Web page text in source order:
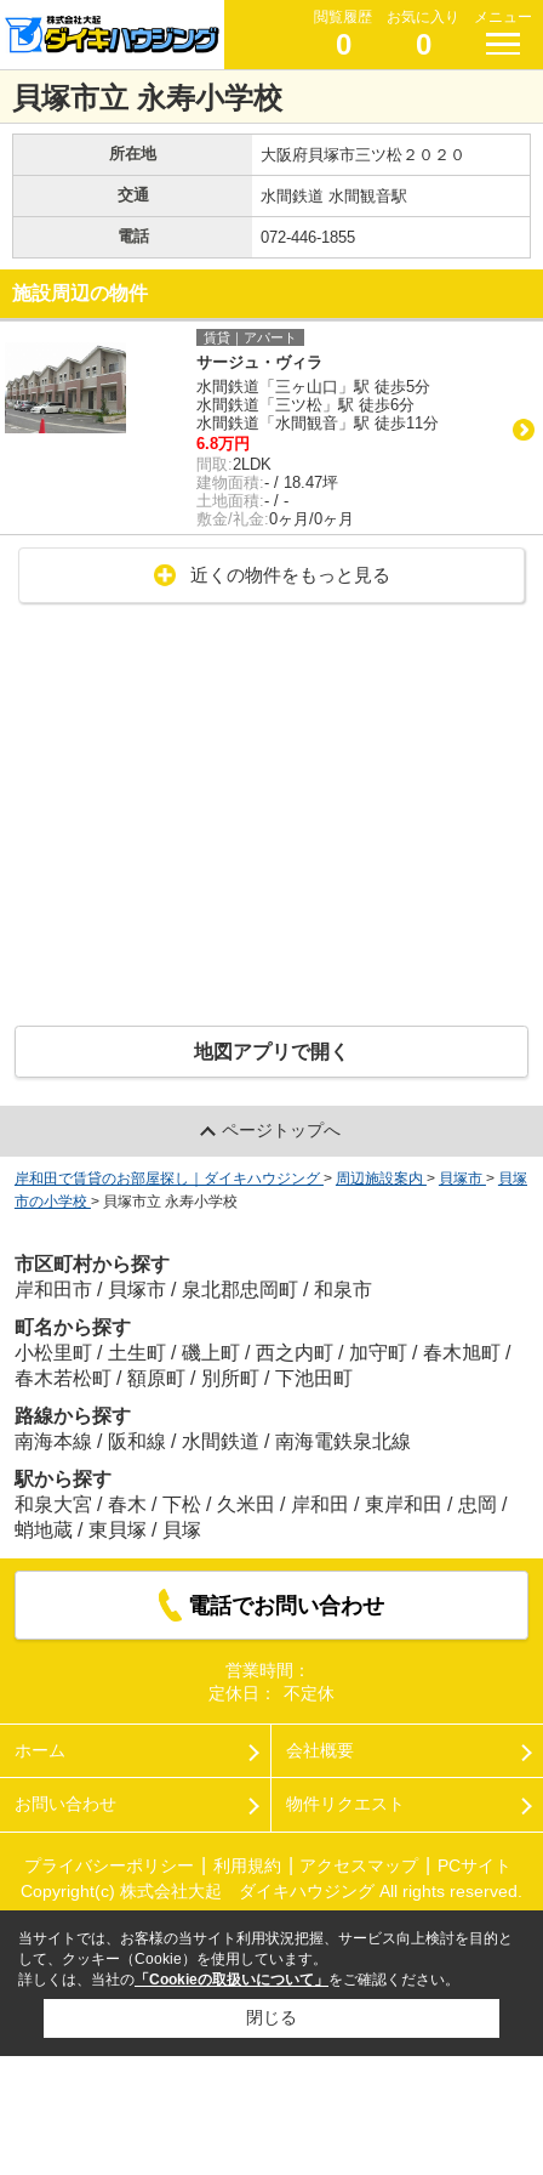
閲覧履歴
0
お気に入り
0
メニュー
貝塚市立 永寿小学校
所在地 大阪府貝塚市三ツ松２０２０
交通 水間鉄道 水間観音駅
電話 072-446-1855
施設周辺の物件
賃貸｜アパート
サージュ・ヴィラ
水間鉄道「三ヶ山口」駅 徒歩5分
水間鉄道「三ツ松」駅 徒歩6分
水間鉄道「水間観音」駅 徒歩11分
6.8万円
間取:2LDK
建物面積:- / 18.47坪
土地面積:- / -
敷金/礼金:0ヶ月/0ヶ月
近くの物件をもっと見る
地図アプリで開く
ページトップへ
岸和田で賃貸のお部屋探し｜ダイキハウジング > 周辺施設案内 > 貝塚市 > 貝塚
市の小学校 > 貝塚市立 永寿小学校
市区町村から探す
岸和田市 / 貝塚市 / 泉北郡忠岡町 / 和泉市
町名から探す
小松里町 / 土生町 / 磯上町 / 西之内町 / 加守町 / 春木旭町 /
春木若松町 / 額原町 / 別所町 / 下池田町
路線から探す
南海本線 / 阪和線 / 水間鉄道 / 南海電鉄泉北線
駅から探す
和泉大宮 / 春木 / 下松 / 久米田 / 岸和田 / 東岸和田 / 忠岡 /
蛸地蔵 / 東貝塚 / 貝塚
電話でお問い合わせ
営業時間：
定休日：
不定休
ホーム 会社概要
お問い合わせ 物件リクエスト
プライバシーポリシー 利用規約 アクセスマップ
PCサイト
Copyright(c) 株式会社大起 ダイキハウジング All rights reserved.
当サイトでは、お客様の当サイト利用状況把握、サービス向上検討を目的と
して、クッキー（Cookie）を使用しています。
詳しくは、当社の 「Cookieの取扱いについて」 をご確認ください。
閉じる